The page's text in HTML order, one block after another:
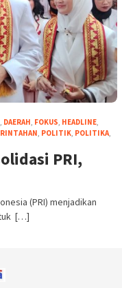
DAERAH FOKUS HEADLINE
POLITIK POLITIKA
PRI,
(PRI) menjadikan
[…]